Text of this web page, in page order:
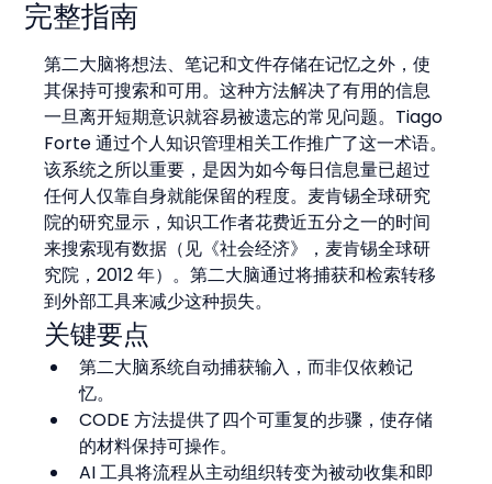
完整指南
第二大脑将想法、笔记和文件存储在记忆之外，使
其保持可搜索和可用。这种方法解决了有用的信息
一旦离开短期意识就容易被遗忘的常见问题。Tiago
Forte 通过个人知识管理相关工作推广了这一术语。
该系统之所以重要，是因为如今每日信息量已超过
任何人仅靠自身就能保留的程度。麦肯锡全球研究
院的研究显示，知识工作者花费近五分之一的时间
来搜索现有数据（见《社会经济》，麦肯锡全球研
究院，2012 年）。第二大脑通过将捕获和检索转移
到外部工具来减少这种损失。
关键要点
第二大脑系统自动捕获输入，而非仅依赖记
忆。
CODE 方法提供了四个可重复的步骤，使存储
的材料保持可操作。
AI 工具将流程从主动组织转变为被动收集和即